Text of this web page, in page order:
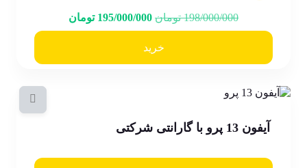
198/000/000 تومان 195/000/000 تومان
خرید
آیفون 13 پرو با گارانتی شرکتی